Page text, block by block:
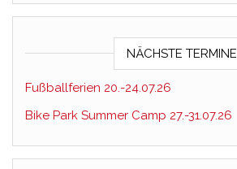
NÄCHSTE TERMINE
Fußballferien 20.-24.07.26
Bike Park Summer Camp 27.-31.07.26